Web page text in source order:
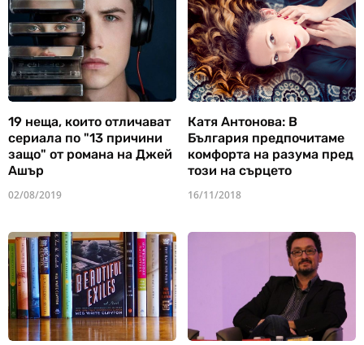
19 неща, които отличават
сериала по "13 причини
защо" от романа на Джей
Ашър
02/08/2019
Катя Антонова: В
България предпочитаме
комфорта на разума пред
този на сърцето
16/11/2018